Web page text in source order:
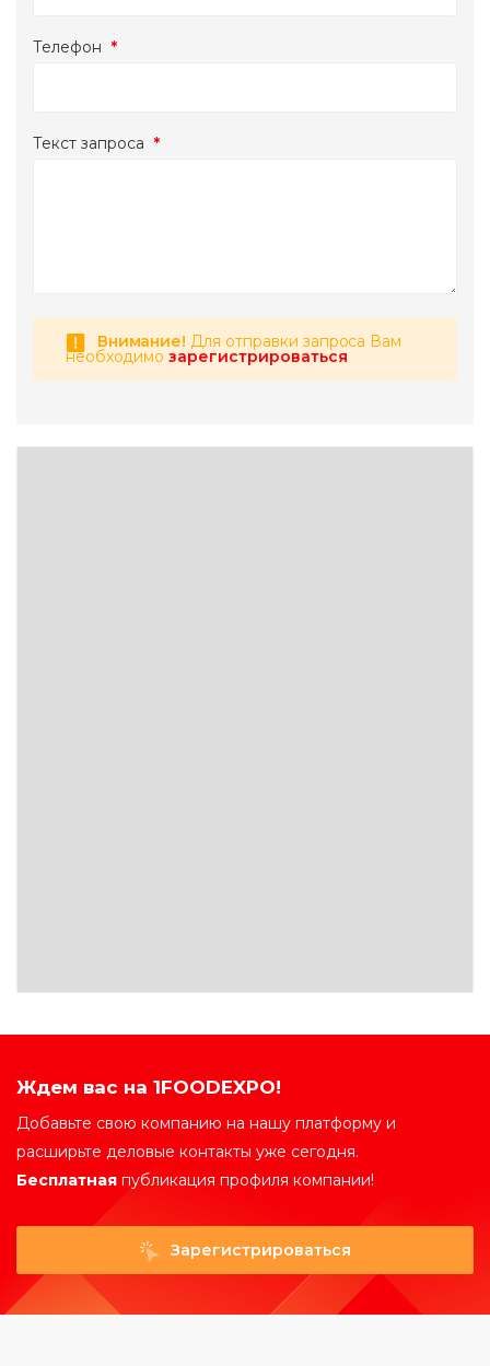
Телефон *
Текст запроса *
Внимание! Для отправки запроса Вам
необходимозарегистрироваться
Ждем вас на 1FOODEXPO!
Добавьте свою компанию на нашу платформу и
расширьте деловые контакты уже сегодня.
Бесплатная публикация профиля компании!
Зарегистрироваться